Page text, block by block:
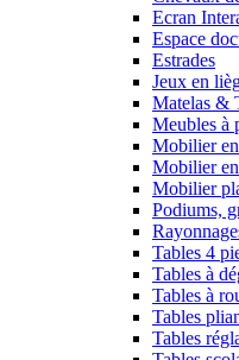
Ecran
Espace
Estrades
Jeux en
Matelas &
Meubles à
Mobilier
Mobilier
Mobilier
Podiums,
Tables 4
Tables à
Tables à
Tables
Tables